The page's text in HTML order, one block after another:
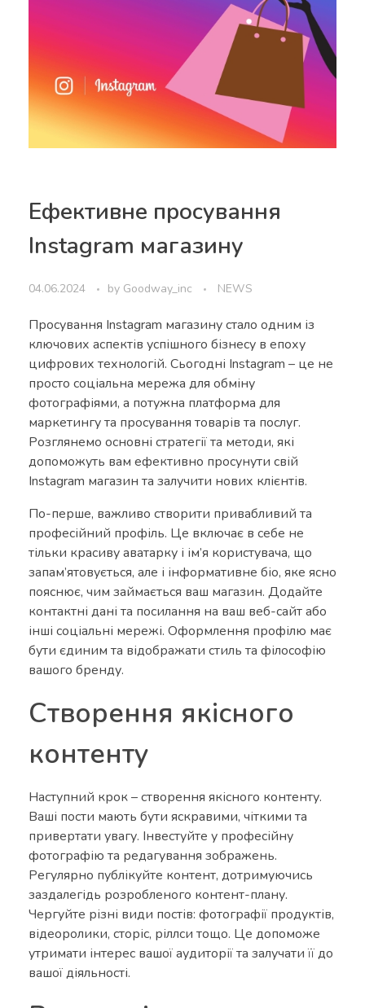
Ефективне просування
Instagram магазину
04.06.2024 by Goodway_inc NEWS
Просування Instagram магазину стало одним із
ключових аспектів успішного бізнесу в епоху
цифрових технологій. Сьогодні Instagram – це не
просто соціальна мережа для обміну
фотографіями, а потужна платформа для
маркетингу та просування товарів та послуг.
Розглянемо основні стратегії та методи, які
допоможуть вам ефективно просунути свій
Instagram магазин та залучити нових клієнтів.
По-перше, важливо створити привабливий та
професійний профіль. Це включає в себе не
тільки красиву аватарку і ім’я користувача, що
запам’ятовується, але і інформативне біо, яке ясно
пояснює, чим займається ваш магазин. Додайте
контактні дані та посилання на ваш веб-сайт або
інші соціальні мережі. Оформлення профілю має
бути єдиним та відображати стиль та філософію
вашого бренду.
Створення якісного
контенту
Наступний крок – створення якісного контенту.
Ваші пости мають бути яскравими, чіткими та
привертати увагу. Інвестуйте у професійну
фотографію та редагування зображень.
Регулярно публікуйте контент, дотримуючись
заздалегідь розробленого контент-плану.
Чергуйте різні види постів: фотографії продуктів,
відеоролики, сторіс, ріллси тощо. Це допоможе
утримати інтерес вашої аудиторії та залучати її до
вашої діяльності.